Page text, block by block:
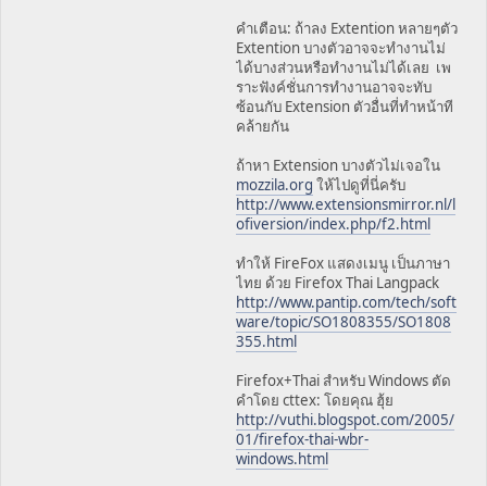
คำเตือน: ถ้าลง Extention หลายๆตัว
Extention บางตัวอาจจะทำงานไม่
ได้บางส่วนหรือทำงานไม่ได้เลย เพ
ราะฟังค์ชั่นการทำงานอาจจะทับ
ซ้อนกับ Extension ตัวอื่นที่ทำหน้าที
คล้ายกัน
ถ้าหา Extension บางตัวไม่เจอใน
mozzila.org ให้ไปดูที่นี่ครับ
http://www.extensionsmirror.nl/l
ofiversion/index.php/f2.html
ทำให้ FireFox แสดงเมนู เป็นภาษา
ไทย ด้วย Firefox Thai Langpack
http://www.pantip.com/tech/soft
ware/topic/SO1808355/SO1808
355.html
Firefox+Thai สำหรับ Windows ตัด
คำโดย cttex: โดยคุณ ฮุ้ย
http://vuthi.blogspot.com/2005/
01/firefox-thai-wbr-
windows.html